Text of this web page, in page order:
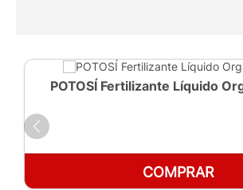
POTOSÍ Fertilizante Líquido
COMPRAR